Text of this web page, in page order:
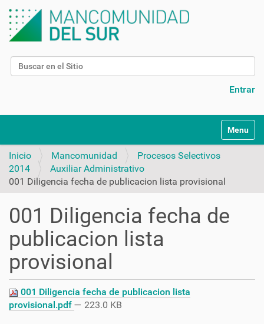
Buscar
Entrar
v
Toggle
Inicio Mancomunidad
Procesos Selectivos
2014
Auxiliar Administrativo
001 Diligencia fecha de publicacion lista provisional
001 Diligencia fecha de
publicacion lista
provisional
001 Diligencia fecha de publicacion lista
provisional.pdf — 223.0 KB